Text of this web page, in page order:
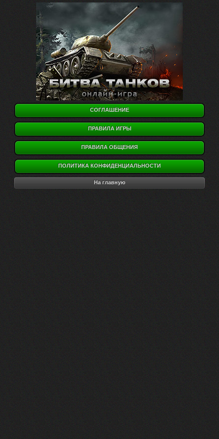
СОГЛАШЕНИЕ
ПРАВИЛА ИГРЫ
ПРАВИЛА ОБЩЕНИЯ
ПОЛИТИКА КОНФИДЕНЦИАЛЬНОСТИ
На главную